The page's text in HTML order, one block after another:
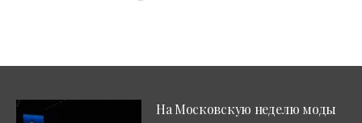
На Московскую неделю моды